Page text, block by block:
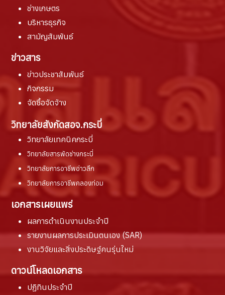
ช่างเกษตร
บริหารธุรกิจ
สามัญสัมพันธ์
ข่าวสาร
ข่าวประชาสัมพันธ์
กิจกรรม
จัดซื้อจัดจ้าง
วิทยาลัยสังกัดสอจ.กระบี่
วิทยาลัยเทคนิคกระบี่
วิทยาลัยสารพัดช่างกระบี่
วิทยาลัยการอาชีพอ่าวลึก
วิทยาลัยการอาชีพคลองท่อม
เอกสารเผยแพร่
ผลการดำเนินงานประจำปี
รายงานผลการประเมินตนเอง (SAR)
งานวิจัยและสิ่งประดิษฐ์คนรุ่นใหม่
ดาวน์โหลดเอกสาร
ปฏิทินประจำปี